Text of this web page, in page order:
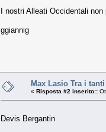
I nostri Alleati Occidentali non
ggiannig
Max Lasio Tra i
« Risposta #2 inserito::
Devis Bergantin